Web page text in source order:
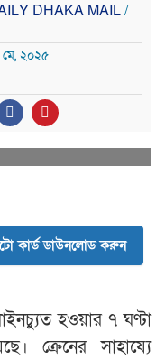
DHAKA MAIL/
২০২৫
কার্ড ডাউনলোড করুন
হওয়ার ৭ ঘণ্টা
ক্রেনের সাহায্যে